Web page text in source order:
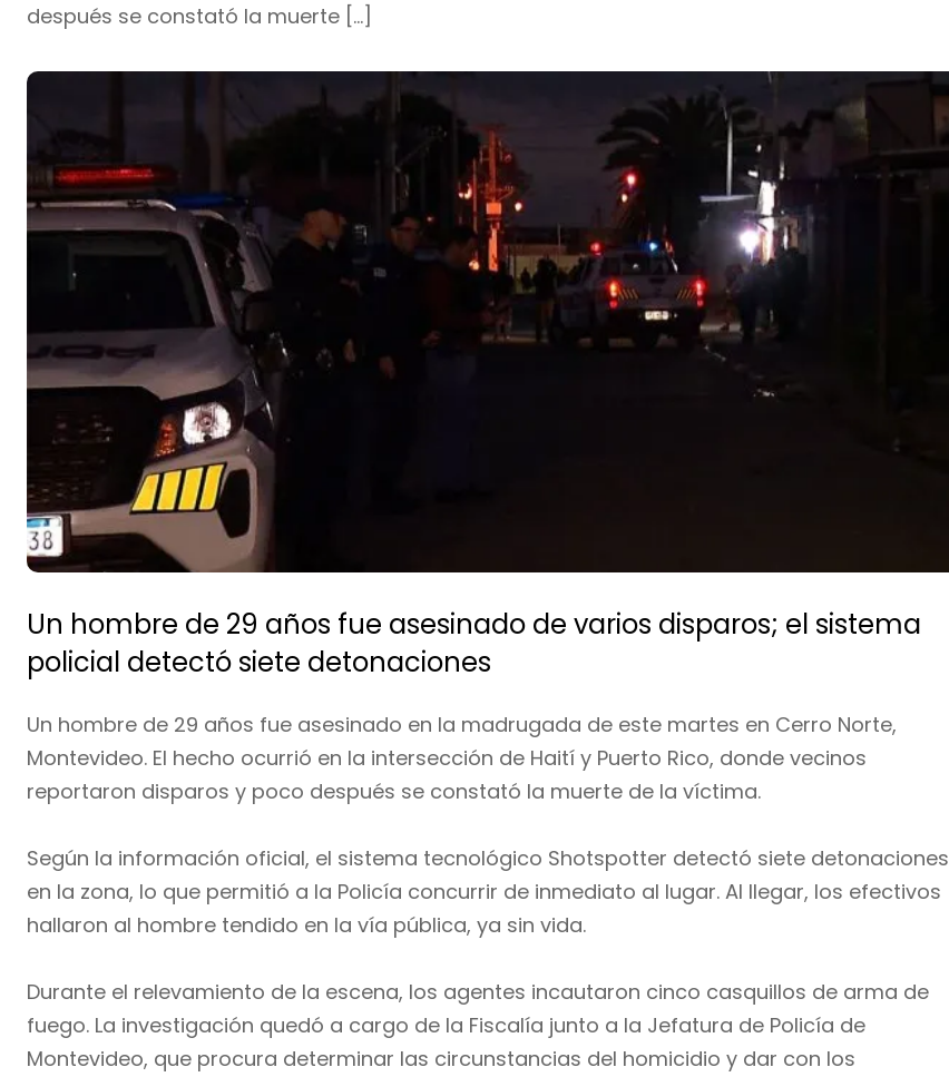
después se constató la muerte […]
Un hombre de 29 años fue asesinado de varios disparos; el sistema
policial detectó siete detonaciones
Un hombre de 29 años fue asesinado en la madrugada de este martes en Cerro Norte,
Montevideo. El hecho ocurrió en la intersección de Haití y Puerto Rico, donde vecinos
reportaron disparos y poco después se constató la muerte de la víctima.
Según la información oficial, el sistema tecnológico Shotspotter detectó siete detonaciones
en la zona, lo que permitió a la Policía concurrir de inmediato al lugar. Al llegar, los efectivos
hallaron al hombre tendido en la vía pública, ya sin vida.
Durante el relevamiento de la escena, los agentes incautaron cinco casquillos de arma de
fuego. La investigación quedó a cargo de la Fiscalía junto a la Jefatura de Policía de
Montevideo, que procura determinar las circunstancias del homicidio y dar con los